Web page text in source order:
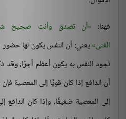
فهنا:
أن تصدق وأنت صحيح
الغنى يعني: أن النفس يكون لها حضور
تجود النفس به يكون أعظم أجرًا، وقد
أن الدافع إذا كان قويًّا إلى المعصية
إلى المعصية ضعيفًا، وإذا كان الدافع